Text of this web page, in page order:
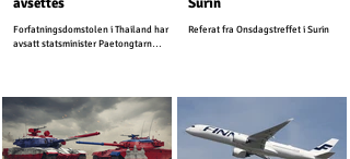
Forfatningsdomstolen i Thailand har
avsatt statsminister Paetongtarn
Referat fra Onsdagstreffet i Surin